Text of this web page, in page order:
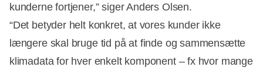
kunderne fortjener,” siger Anders Olsen.
“Det betyder helt konkret, at vores kunder ikke
længere skal bruge tid på at finde og sammensætte
klimadata for hver enkelt komponent – fx hvor mange